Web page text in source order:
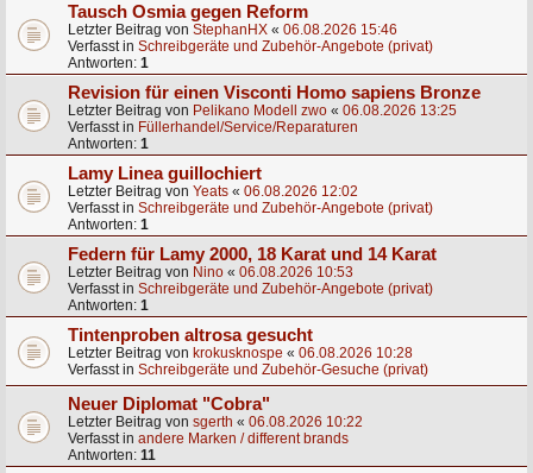
Tausch Osmia gegen Reform
Letzter Beitrag von StephanHX « 06.08.2026 15:46
Verfasst in Schreibgeräte und Zubehör-Angebote (privat)
Antworten: 1
Revision für einen Visconti Homo sapiens Bronze
Letzter Beitrag von Pelikano Modell zwo « 06.08.2026 13:25
Verfasst in Füllerhandel/Service/Reparaturen
Antworten: 1
Lamy Linea guillochiert
Letzter Beitrag von Yeats « 06.08.2026 12:02
Verfasst in Schreibgeräte und Zubehör-Angebote (privat)
Antworten: 1
Federn für Lamy 2000, 18 Karat und 14 Karat
Letzter Beitrag von Nino « 06.08.2026 10:53
Verfasst in Schreibgeräte und Zubehör-Angebote (privat)
Antworten: 1
Tintenproben altrosa gesucht
Letzter Beitrag von krokusknospe « 06.08.2026 10:28
Verfasst in Schreibgeräte und Zubehör-Gesuche (privat)
Neuer Diplomat "Cobra"
Letzter Beitrag von sgerth « 06.08.2026 10:22
Verfasst in andere Marken / different brands
Antworten: 11